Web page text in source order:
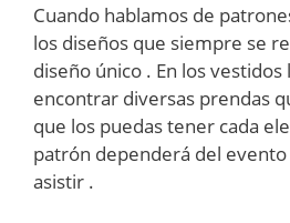
Cuando hablamos de
los diseños que siempre se
diseño único . En los
encontrar diversas prendas
que los puedas tener cada
patrón dependerá del
asistir .